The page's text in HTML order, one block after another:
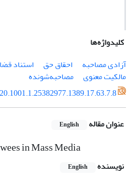
کلیدواژه‌ها
آزادی مصاحبه
احقاق حق استناد
مالکیت معنوی
مصاحبه‌شونده
20.1001.1.25382977.1389.17.63.7.8
عنوان مقاله English
in Mass Media
نویسنده English